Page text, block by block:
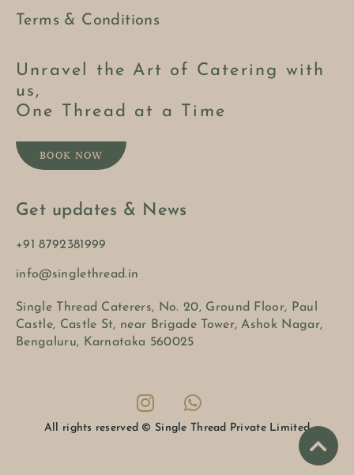
Terms & Conditions
Unravel the Art of Catering with
us,
One Thread at a Time
BOOK NOW
Get updates & News
+91 8792381999
info@singlethread.in
Single Thread Caterers, No. 20, Ground Floor, Paul
Castle, Castle St, near Brigade Tower, Ashok Nagar,
Bengaluru, Karnataka 560025
All rights reserved © Single Thread Private Limited